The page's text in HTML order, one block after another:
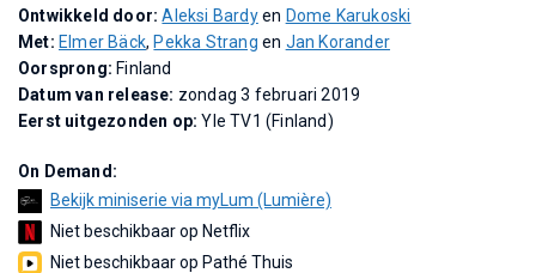
Ontwikkeld door:Aleksi Bardyen Dome Karukoski
Met: Elmer Bäck, Pekka Strang en Jan Korander
Oorsprong: Finland
Datum van release: zondag 3 februari 2019
Eerst uitgezonden op:Yle TV1 (Finland)
On Demand:
Bekijk miniserie via myLum (Lumière)
Niet beschikbaar op Netflix
Niet beschikbaar op Pathé Thuis